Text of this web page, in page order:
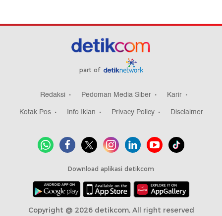
part of
Redaksi Pedoman Media Siber
Karir
Kotak Pos
Info Iklan Privacy Policy Disclaimer
Download aplikasi detikcom
Copyright @ 2026 detikcom, All right reserved